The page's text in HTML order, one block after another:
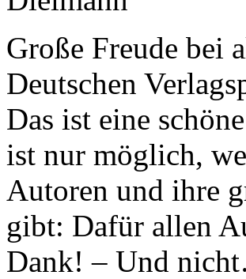
Große Freude bei
Deutschen
Das ist eine
ist nur möglich,
Autoren und ihre
gibt: Dafür allen
Dank! – Und